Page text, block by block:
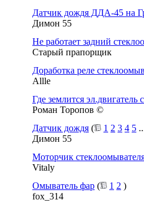
Датчик дождя ДДА-45 на
Димон 55
Не работает задний
Старый прапорщик
Доработка реле
Allle
Где землится эл.двигатель
Роман Торопов ©
Датчик дождя ( 1 2 3 4 5
Димон 55
Моторчик
Vitaly
Омыватель фар ( 1 2 )
fox_314